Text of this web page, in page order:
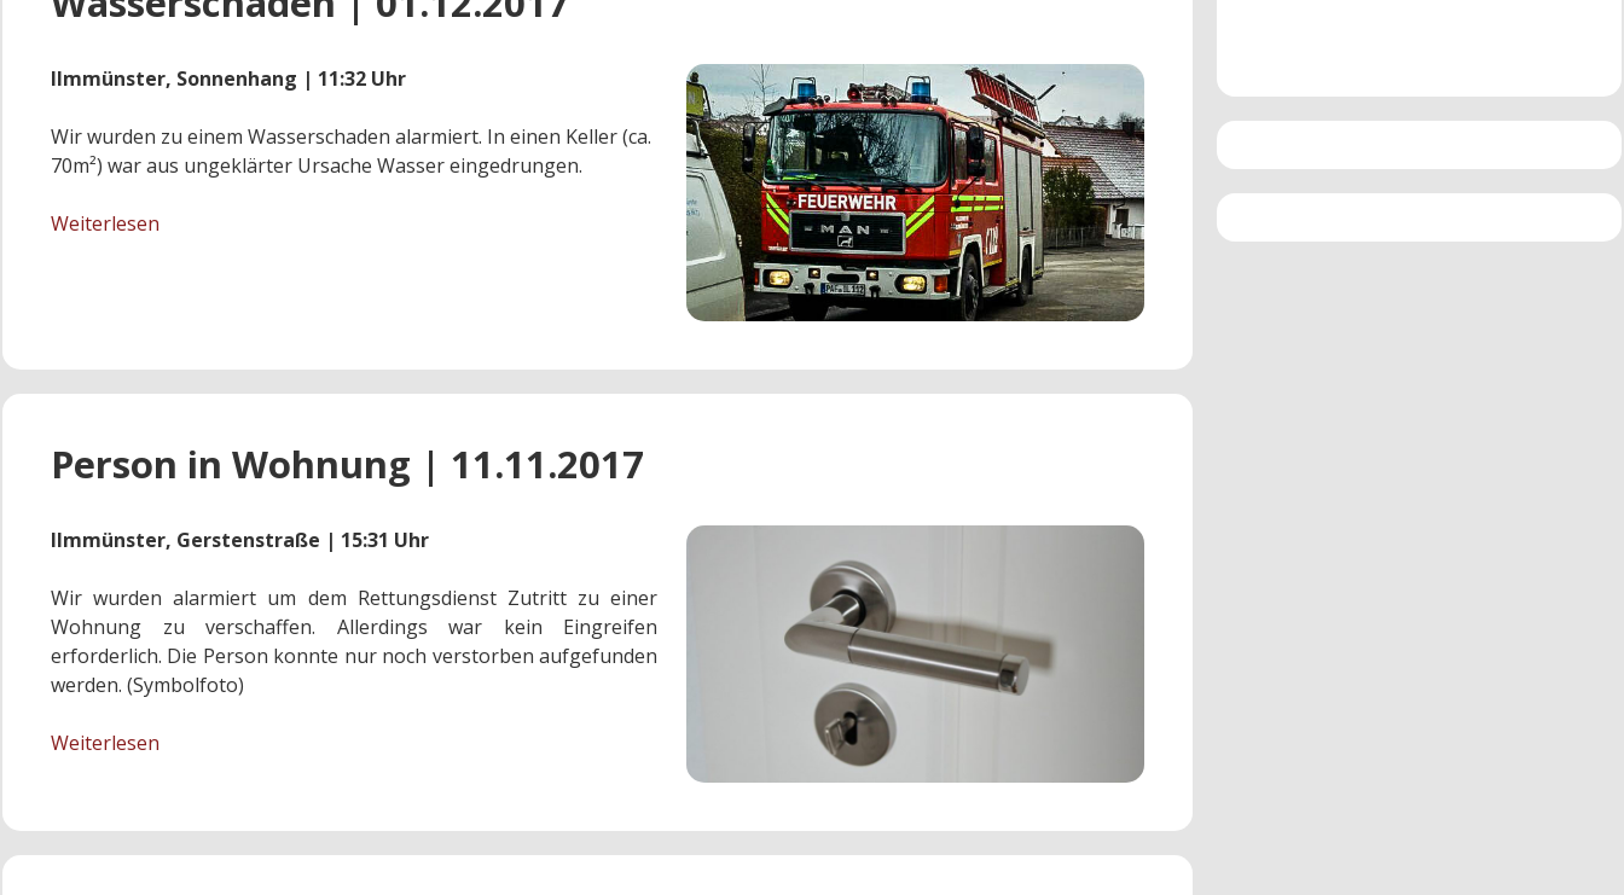
Ilmmünster, Sonnenhang | 11:32 Uhr
Wir wurden zu einem Wasserschaden alarmiert. In einen Keller (ca.
70m²) war aus ungeklärter Ursache Wasser eingedrungen.
Weiterlesen
Person in Wohnung | 11.11.2017
Ilmmünster, Gerstenstraße | 15:31 Uhr
Wir wurden alarmiert um dem Rettungsdienst Zutritt zu einer
Wohnung zu verschaffen. Allerdings war kein Eingreifen
erforderlich. Die Person konnte nur noch verstorben aufgefunden
werden. (Symbolfoto)
Weiterlesen
|
11.11.2017